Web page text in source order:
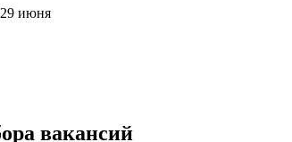
29 июня
вакансий